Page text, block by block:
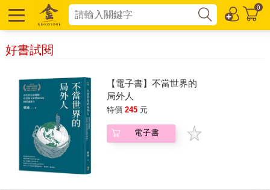
0
好書試閱
【電子書】不當世界的
局外人
特價 245 元
電子書